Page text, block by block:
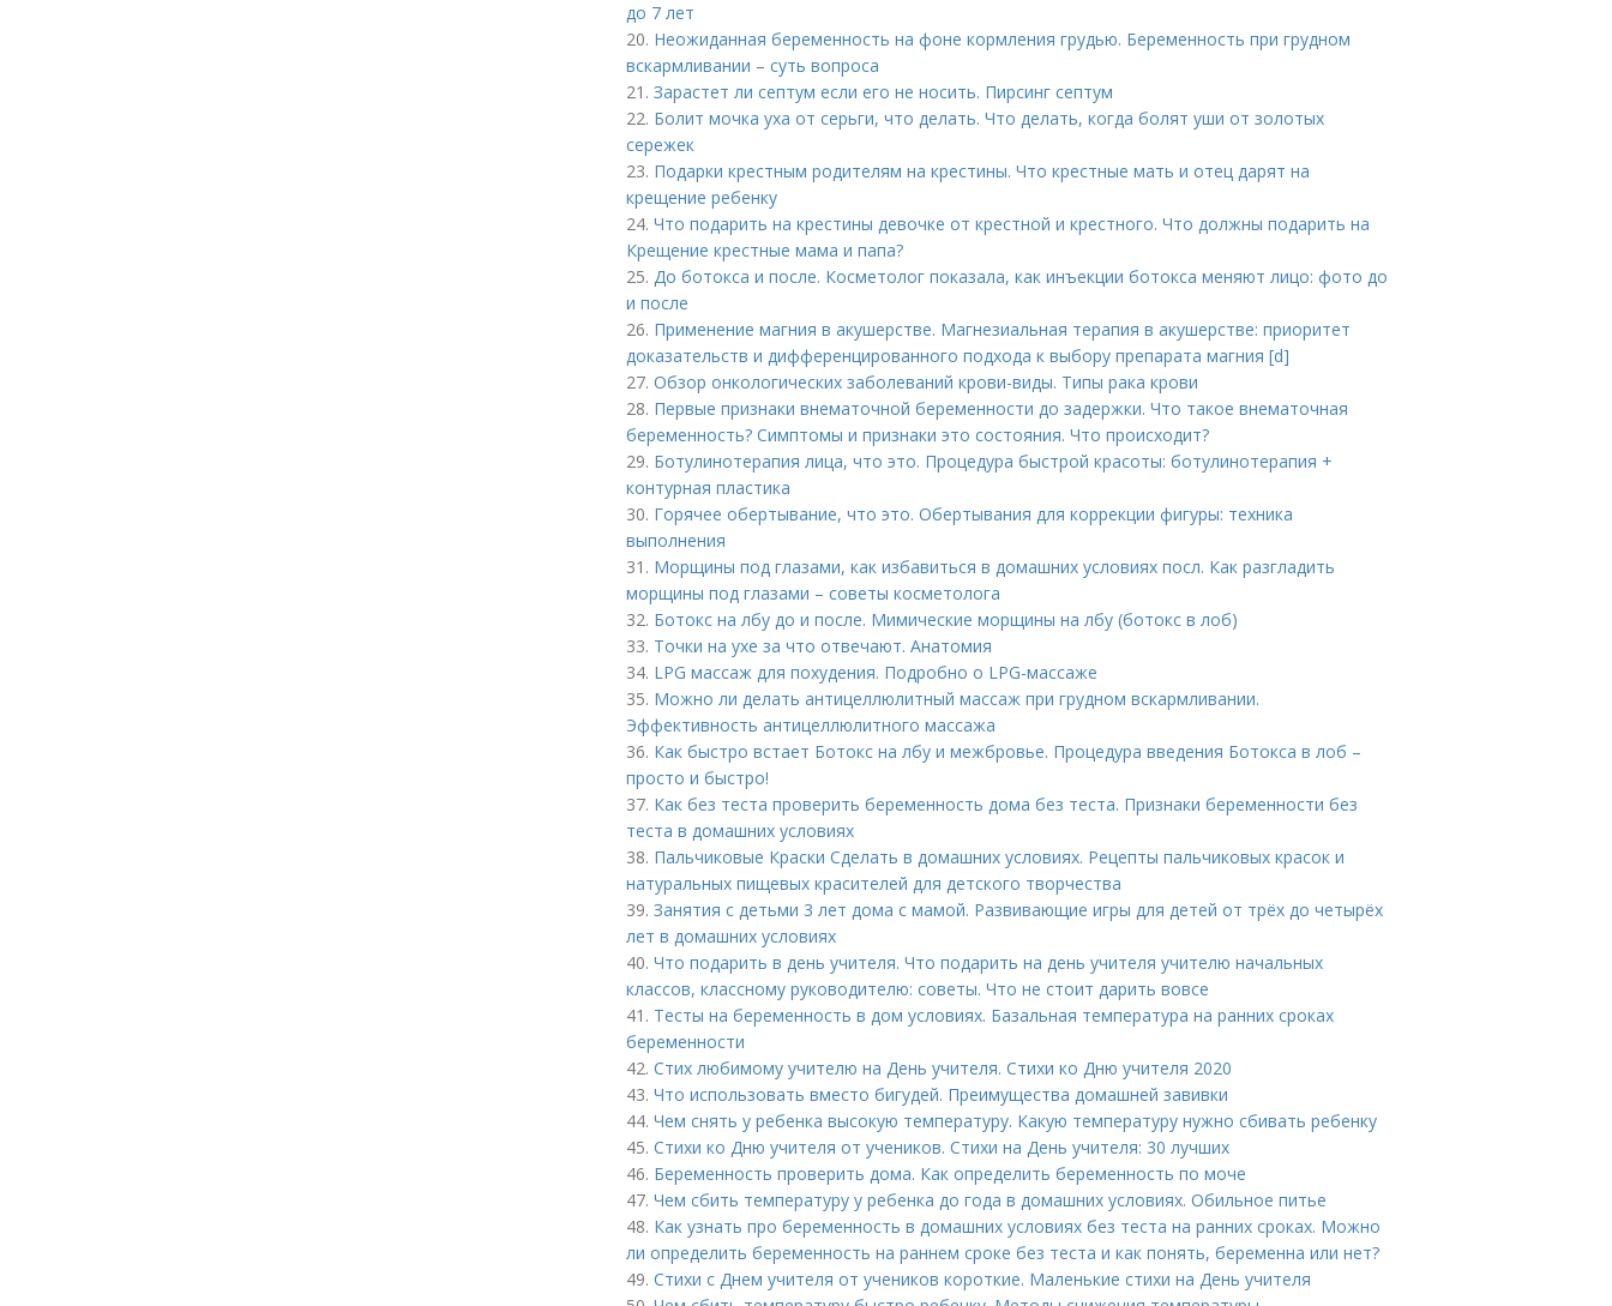
до 7 лет
20. Неожиданная беременность на фоне кормления грудью. Беременность при грудном
вскармливании – суть вопроса
21. Зарастет ли септум если его не носить. Пирсинг септум
22. Болит мочка уха от серьги, что делать. Что делать, когда болят уши от золотых
сережек
23. Подарки крестным родителям на крестины. Что крестные мать и отец дарят на
крещение ребенку
24. Что подарить на крестины девочке от крестной и крестного. Что должны подарить на
Крещение крестные мама и папа?
25. До ботокса и после. Косметолог показала, как инъекции ботокса меняют лицо: фото до
и после
26. Применение магния в акушерстве. Магнезиальная терапия в акушерстве: приоритет
доказательств и дифференцированного подхода к выбору препарата магния [d]
27. Обзор онкологических заболеваний крови-виды. Типы рака крови
28. Первые признаки внематочной беременности до задержки. Что такое внематочная
беременность? Симптомы и признаки это состояния. Что происходит?
29. Ботулинотерапия лица, что это. Процедура быстрой красоты: ботулинотерапия +
контурная пластика
30. Горячее обертывание, что это. Обертывания для коррекции фигуры: техника
выполнения
31. Морщины под глазами, как избавиться в домашних условиях посл. Как разгладить
морщины под глазами – советы косметолога
32. Ботокс на лбу до и после. Мимические морщины на лбу (ботокс в лоб)
33. Точки на ухе за что отвечают. Анатомия
34. LPG массаж для похудения. Подробно о LPG-массаже
35. Можно ли делать антицеллюлитный массаж при грудном вскармливании.
Эффективность антицеллюлитного массажа
36. Как быстро встает Ботокс на лбу и межбровье. Процедура введения Ботокса в лоб –
просто и быстро!
37. Как без теста проверить беременность дома без теста. Признаки беременности без
теста в домашних условиях
38. Пальчиковые Краски Сделать в домашних условиях. Рецепты пальчиковых красок и
натуральных пищевых красителей для детского творчества
39. Занятия с детьми 3 лет дома с мамой. Развивающие игры для детей от трёх до четырёх
лет в домашних условиях
40. Что подарить в день учителя. Что подарить на день учителя учителю начальных
классов, классному руководителю: советы. Что не стоит дарить вовсе
41. Тесты на беременность в дом условиях. Базальная температура на ранних сроках
беременности
42. Стих любимому учителю на День учителя. Стихи ко Дню учителя 2020
43. Что использовать вместо бигудей. Преимущества домашней завивки
44. Чем снять у ребенка высокую температуру. Какую температуру нужно сбивать ребенку
45. Стихи ко Дню учителя от учеников. Стихи на День учителя: 30 лучших
46. Беременность проверить дома. Как определить беременность по моче
47. Чем сбить температуру у ребенка до года в домашних условиях. Обильное питье
48. Как узнать про беременность в домашних условиях без теста на ранних сроках. Можно
ли определить беременность на раннем сроке без теста и как понять, беременна или нет?
49. Стихи с Днем учителя от учеников короткие. Маленькие стихи на День учителя